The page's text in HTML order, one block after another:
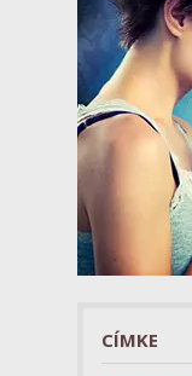
CÍMKE